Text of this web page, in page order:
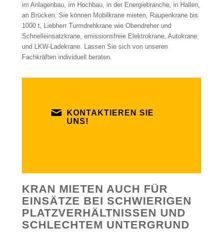
im Anlagenbau, im Hochbau, in der Energiebranche, in Hallen,
an Brücken. Sie können Mobilkrane mieten, Raupenkrane bis
1000 t, Liebherr Turmdrehkrane wie Obendreher und
Schnelleinsatzkrane, emissionsfreie Elektrokrane, Autokrane
und LKW-Ladekrane. Lassen Sie sich von unseren
Fachkräften individuell beraten.
KONTAKTIEREN SIE
UNS!
KRAN MIETEN AUCH FÜR
EINSÄTZE BEI SCHWIERIGEN
PLATZVERHÄLTNISSEN UND
SCHLECHTEM UNTERGRUND